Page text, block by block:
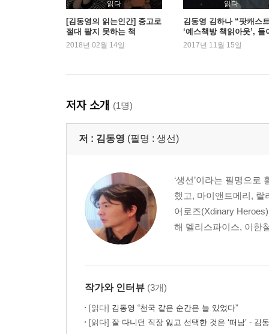
읽다
[김동영의 읽는인간] 중고로
절대 팔지 못하는 책
2018년 02월 14일
읽다
김동영 김하나 “팟캐스
‘예스책방 책읽아웃’, 들
보셨어요?”
2017년 11월 15일
저자 소개 (1명)
저 : 김동영 (필명 : 생선)
‘생선’이라는 필명으로
했고, 마이앤트메리,
어로즈(Xdinary
해 델리스파이스, 이한
작가와 인터뷰 (3개)
[읽다] 김동영 “천국 같은 순간은 늘 있었다”
[읽다] 잘 다니던 직장 잃고 선택한 것은 ‘떠남’ - 김